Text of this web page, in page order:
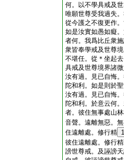
何。以不學具戒及
唯願世尊受我過失
從今護之不復更作
如是汝實如愚如癡
者何。我爲比丘衆
衆皆奉學戒及世尊
不堪任。從＊坐起
具戒及世尊境界諸
汝有過。見已自悔
陀和利。如是則於
汝有過。見已自悔
陀和利。於意云何
者。彼住無事處山
音聲。遠離無惡。
住遠離處。修行精
彼住遠離處。修行
謗世尊戒。及誣謗